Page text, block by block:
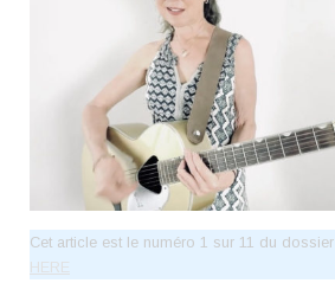
Cet article est le numéro 1 sur 11 du dossier
HERE